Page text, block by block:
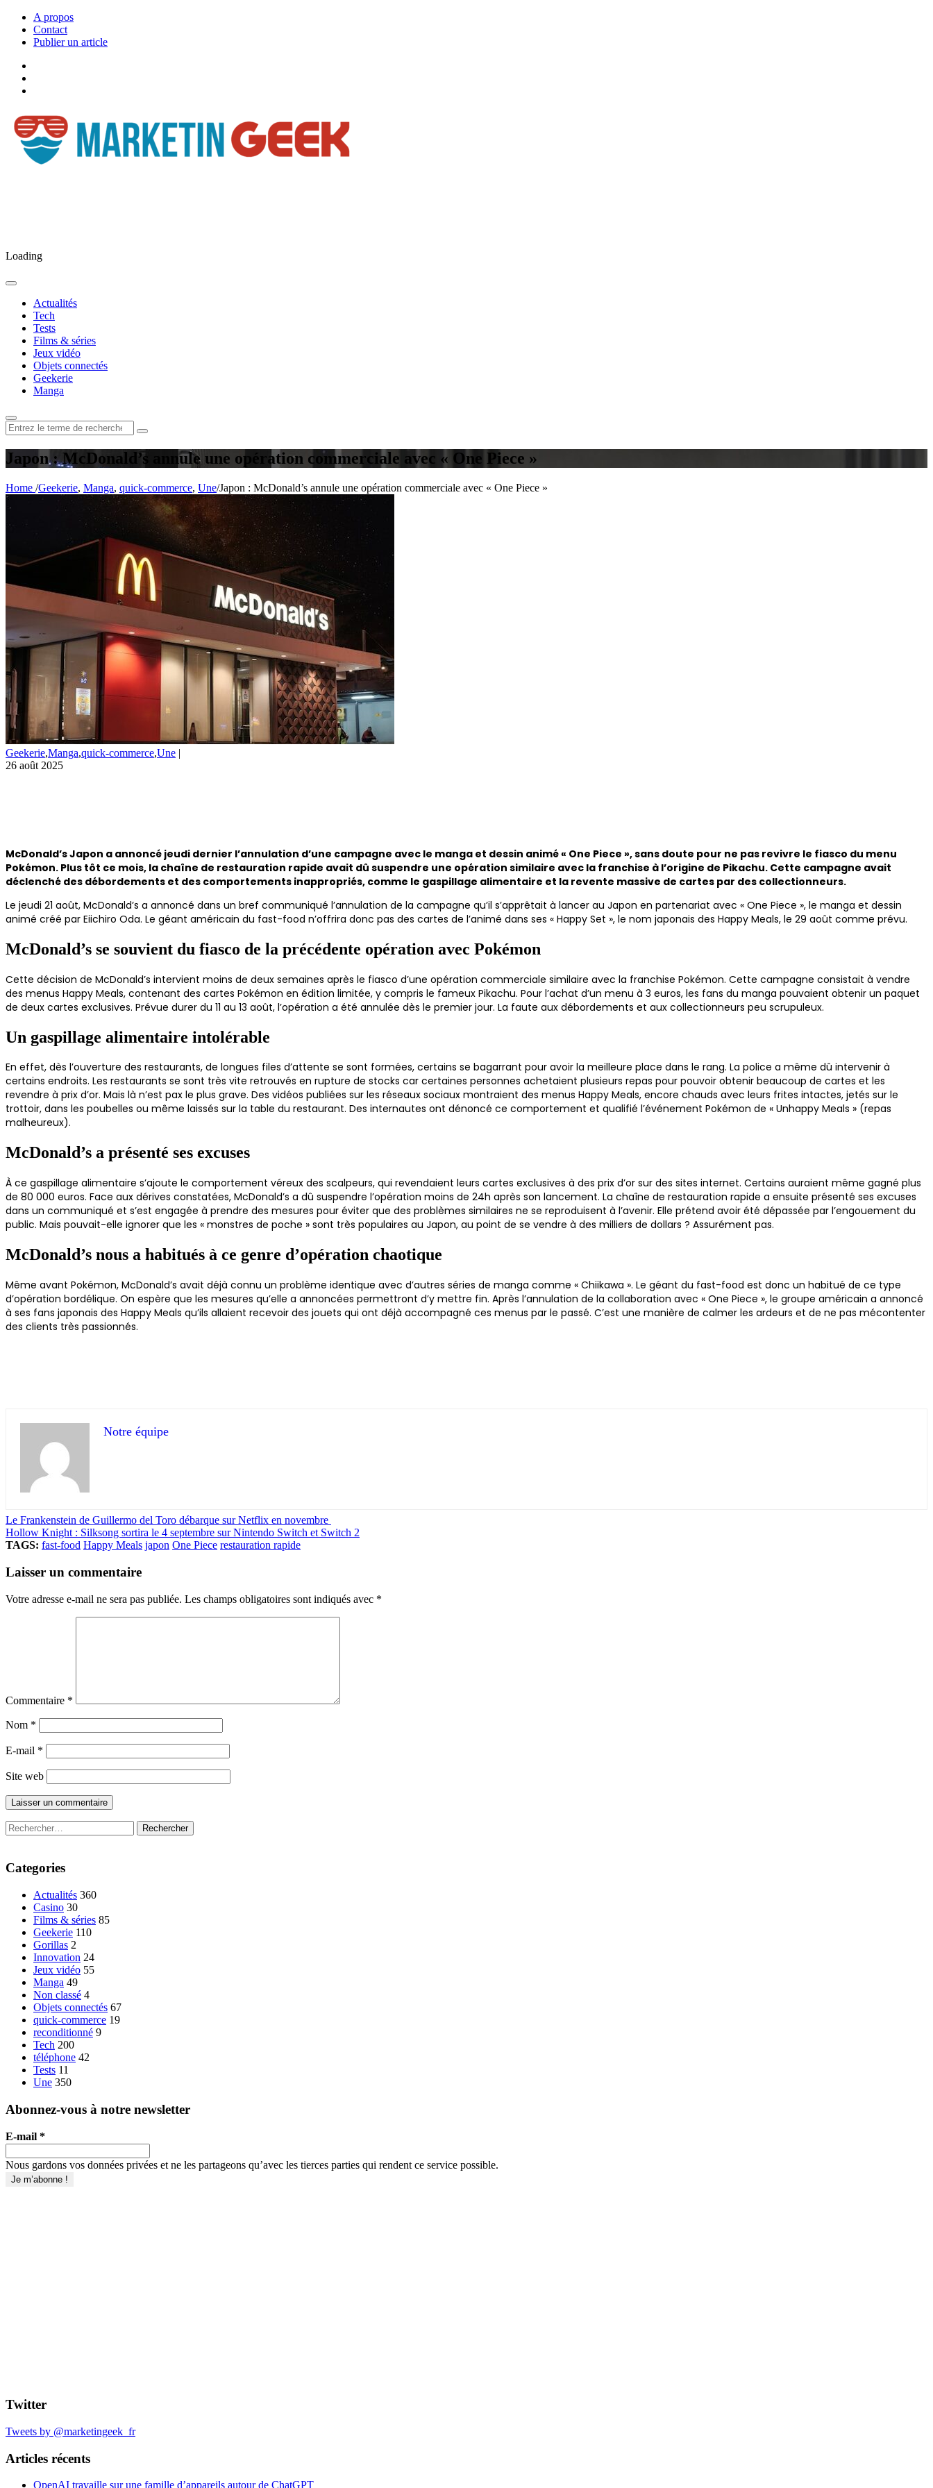
A propos
Contact
Publier un article
Loading
Actualités
Tech
Tests
Films & séries
Jeux vidéo
Objets connectés
Geekerie
Manga
Rechercher
:
Japon : McDonald’s annule une opération commerciale avec « One Piece »
Home /Geekerie, Manga, quick-commerce, Une/Japon : McDonald’s annule une opération commerciale avec « One Piece »
Geekerie,Manga,quick-commerce,Une |
26 août 2025
McDonald’s Japon a annoncé jeudi dernier l’annulation d’une campagne avec le manga et dessin animé « One Piece », sans doute pour ne pas revivre le fiasco du menu
Pokémon. Plus tôt ce mois, la chaîne de restauration rapide avait dû suspendre une opération similaire avec la franchise à l’origine de Pikachu. Cette campagne avait
déclenché des débordements et des comportements inappropriés, comme le gaspillage alimentaire et la revente massive de cartes par des collectionneurs.
Le jeudi 21 août, McDonald’s a annoncé dans un bref communiqué l’annulation de la campagne qu’il s’apprêtait à lancer au Japon en partenariat avec « One Piece », le manga et dessin
animé créé par Eiichiro Oda. Le géant américain du fast-food n’offrira donc pas des cartes de l’animé dans ses « Happy Set », le nom japonais des Happy Meals, le 29 août comme prévu.
McDonald’s se souvient du fiasco de la précédente opération avec Pokémon
Cette décision de McDonald’s intervient moins de deux semaines après le fiasco d’une opération commerciale similaire avec la franchise Pokémon. Cette campagne consistait à vendre
des menus Happy Meals, contenant des cartes Pokémon en édition limitée, y compris le fameux Pikachu. Pour l’achat d’un menu à 3 euros, les fans du manga pouvaient obtenir un paquet
de deux cartes exclusives. Prévue durer du 11 au 13 août, l’opération a été annulée dès le premier jour. La faute aux débordements et aux collectionneurs peu scrupuleux.
Un gaspillage alimentaire intolérable
En effet, dès l’ouverture des restaurants, de longues files d’attente se sont formées, certains se bagarrant pour avoir la meilleure place dans le rang. La police a même dû intervenir à
certains endroits. Les restaurants se sont très vite retrouvés en rupture de stocks car certaines personnes achetaient plusieurs repas pour pouvoir obtenir beaucoup de cartes et les
revendre à prix d’or. Mais là n’est pax le plus grave. Des vidéos publiées sur les réseaux sociaux montraient des menus Happy Meals, encore chauds avec leurs frites intactes, jetés sur le
trottoir, dans les poubelles ou même laissés sur la table du restaurant. Des internautes ont dénoncé ce comportement et qualifié l’événement Pokémon de « Unhappy Meals » (repas
malheureux).
McDonald’s a présenté ses excuses
À ce gaspillage alimentaire s’ajoute le comportement véreux des scalpeurs, qui revendaient leurs cartes exclusives à des prix d’or sur des sites internet. Certains auraient même gagné plus
de 80 000 euros. Face aux dérives constatées, McDonald’s a dû suspendre l’opération moins de 24h après son lancement. La chaîne de restauration rapide a ensuite présenté ses excuses
dans un communiqué et s’est engagée à prendre des mesures pour éviter que des problèmes similaires ne se reproduisent à l’avenir. Elle prétend avoir été dépassée par l’engouement du
public. Mais pouvait-elle ignorer que les « monstres de poche » sont très populaires au Japon, au point de se vendre à des milliers de dollars ? Assurément pas.
McDonald’s nous a habitués à ce genre d’opération chaotique
Même avant Pokémon, McDonald’s avait déjà connu un problème identique avec d’autres séries de manga comme « Chiikawa ». Le géant du fast-food est donc un habitué de ce type
d’opération bordélique. On espère que les mesures qu’elle a annoncées permettront d’y mettre fin. Après l’annulation de la collaboration avec « One Piece », le groupe américain a annoncé
à ses fans japonais des Happy Meals qu’ils allaient recevoir des jouets qui ont déjà accompagné ces menus par le passé. C’est une manière de calmer les ardeurs et de ne pas mécontenter
des clients très passionnés.
Notre équipe
Le Frankenstein de Guillermo del Toro débarque sur Netflix en novembre
Hollow Knight : Silksong sortira le 4 septembre sur Nintendo Switch et Switch 2
TAGS: fast-food Happy Meals japon One Piece restauration rapide
Laisser un commentaire
Votre adresse e-mail ne sera pas publiée. Les champs obligatoires sont indiqués avec *
Commentaire *
Nom *
E-mail *
Site web
Rechercher :
Categories
Actualités 360
Casino 30
Films & séries 85
Geekerie 110
Gorillas 2
Innovation 24
Jeux vidéo 55
Manga 49
Non classé 4
Objets connectés 67
quick-commerce 19
reconditionné 9
Tech 200
téléphone 42
Tests 11
Une 350
Abonnez-vous à notre newsletter
E-mail *
Nous gardons vos données privées et ne les partageons qu’avec les tierces parties qui rendent ce service possible.
Twitter
Tweets by @marketingeek_fr
Articles récents
OpenAI travaille sur une famille d’appareils autour de ChatGPT